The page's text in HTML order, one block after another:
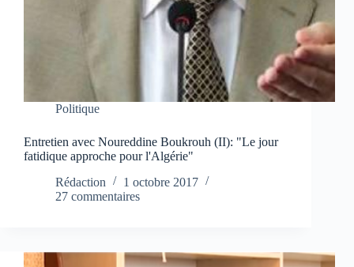
Politique
Entretien avec Noureddine Boukrouh (II): "Le jour
fatidique approche pour l'Algérie"
Rédaction
1 octobre 2017
27 commentaires